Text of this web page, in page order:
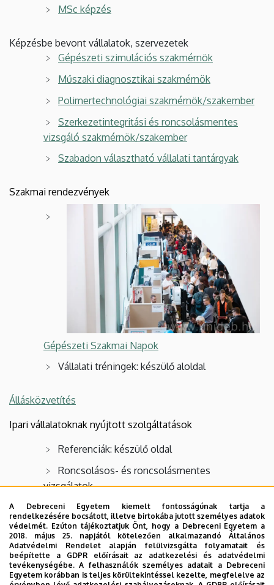
MSc képzés
Képzésbe bevont vállalatok, szervezetek
Gépészeti szimulációs szakmérnök
Műszaki diagnosztikai szakmérnök
Polimertechnológiai szakmérnök/szakember
Szerkezetintegritási és roncsolásmentes
vizsgáló szakmérnök/szakember
Szabadon választható vállalati tantárgyak
Szakmai rendezvények
Gépészeti Szakmai Napok
Vállalati tréningek: készülő aloldal
Állásközvetítés
Ipari vállalatoknak nyújtott szolgáltatások
Referenciák: készülő oldal
Roncsolásos- és roncsolásmentes
vizsgálatok
Környezetszimulációs vizsgálatok
Ragasztástechnikai vizsgálatok
Gép-és terméktervezés
Modellezési és szimulációs feladatok
A Debreceni Egyetem kiemelt fontosságúnak tartja a
rendelkezésére bocsátott, illetve birtokába jutott személyes adatok
védelmét. Ezúton tájékoztatjuk Önt, hogy a Debreceni Egyetem a
2018. május 25. napjától kötelezően alkalmazandó Általános
Adatvédelmi Rendelet alapján felülvizsgálta folyamatait és
beépítette a GDPR előírásait az adatkezelési és adatvédelmi
tevékenységébe. A felhasználók személyes adatait a Debreceni
Egyetem korábban is teljes körültekintéssel kezelte, megfelelve az